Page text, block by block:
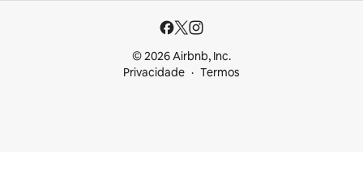
© 2026 Airbnb, Inc.
Privacidade
Termos